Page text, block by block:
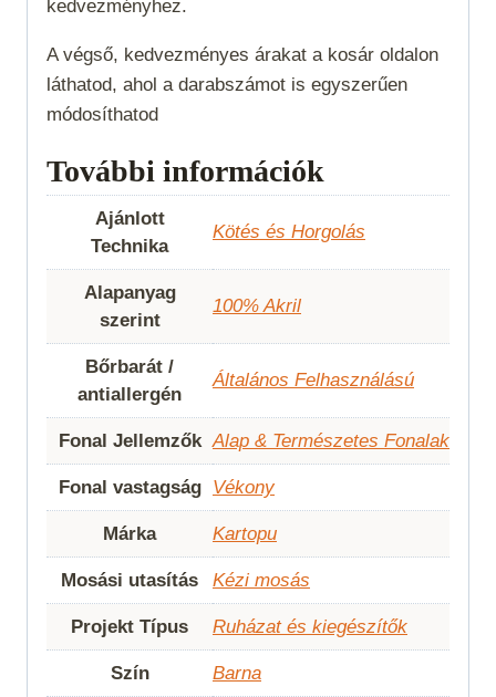
kedvezményhez.
A végső, kedvezményes árakat a kosár oldalon
láthatod, ahol a darabszámot is egyszerűen
módosíthatod
További információk
Ajánlott
Technika
Kötés és Horgolás
Alapanyag
szerint
100% Akril
Bőrbarát /
antiallergén
Általános Felhasználású
Fonal Jellemzők Alap & Természetes Fonalak
Fonal vastagság Vékony
Márka Kartopu
Mosási utasítás Kézi mosás
Projekt Típus Ruházat és kiegészítők
Szín Barna